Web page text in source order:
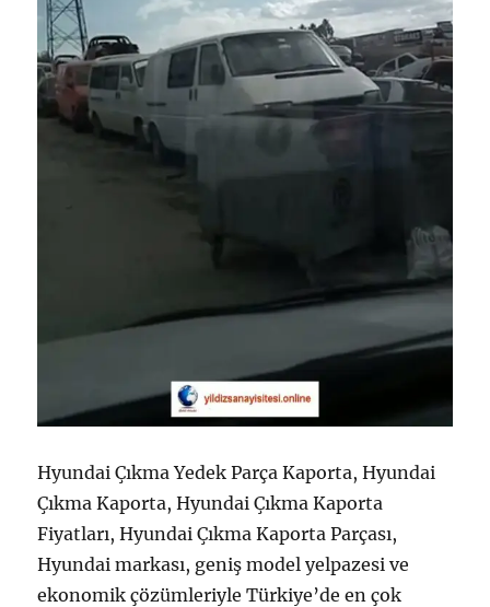
Hyundai Çıkma Yedek Parça Kaporta, Hyundai
Çıkma Kaporta, Hyundai Çıkma Kaporta
Fiyatları, Hyundai Çıkma Kaporta Parçası,
Hyundai markası, geniş model yelpazesi ve
ekonomik çözümleriyle Türkiye’de en çok